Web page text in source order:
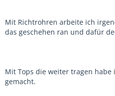
Mit Richtrohren arbeite ich
das geschehen ran und dafür
Mit Tops die weiter tragen habe
gemacht.